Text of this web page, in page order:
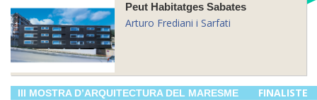
Peut Habitatges Sabates
Arturo Frediani i Sarfati
FINALISTE
III MOSTRA D’ARQUITECTURA DEL MARESME